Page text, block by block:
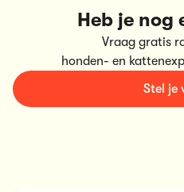
Heb je nog
Vraag gratis
honden- en
Stel je